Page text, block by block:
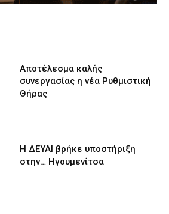
Αποτέλεσμα καλής
συνεργασίας η νέα Ρυθμιστική
Θήρας
Η ΔΕΥΑΙ βρήκε υποστήριξη
στην… Ηγουμενίτσα